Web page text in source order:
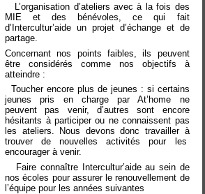
L’organisation d’ateliers avec à la fois des
MIE et des bénévoles, ce qui fait
d’Intercultur’aide un projet d’échange et de
partage.
Concernant nos points faibles, ils peuvent
être considérés comme nos objectifs à
atteindre :
Toucher encore plus de jeunes : si certains
jeunes pris en charge par At’home ne
peuvent pas venir, d’autres sont encore
hésitants à participer ou ne connaissent pas
les ateliers. Nous devons donc travailler à
trouver de nouvelles activités pour les
encourager à venir.
Faire connaître Intercultur’aide au sein de
nos écoles pour assurer le renouvellement de
l’équipe pour les années suivantes